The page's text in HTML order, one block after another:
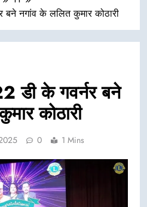
बने नगांव के ललित कुमार कोठारी
डी के गवर्नर बने
कोठारी
0 1 Mins